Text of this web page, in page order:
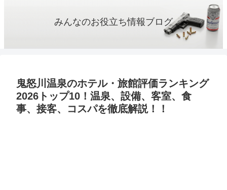
みんなのお役立ち情報ブログ
鬼怒川温泉のホテル・旅館評価ランキング
2026トップ10！温泉、設備、客室、食
事、接客、コスパを徹底解説！！